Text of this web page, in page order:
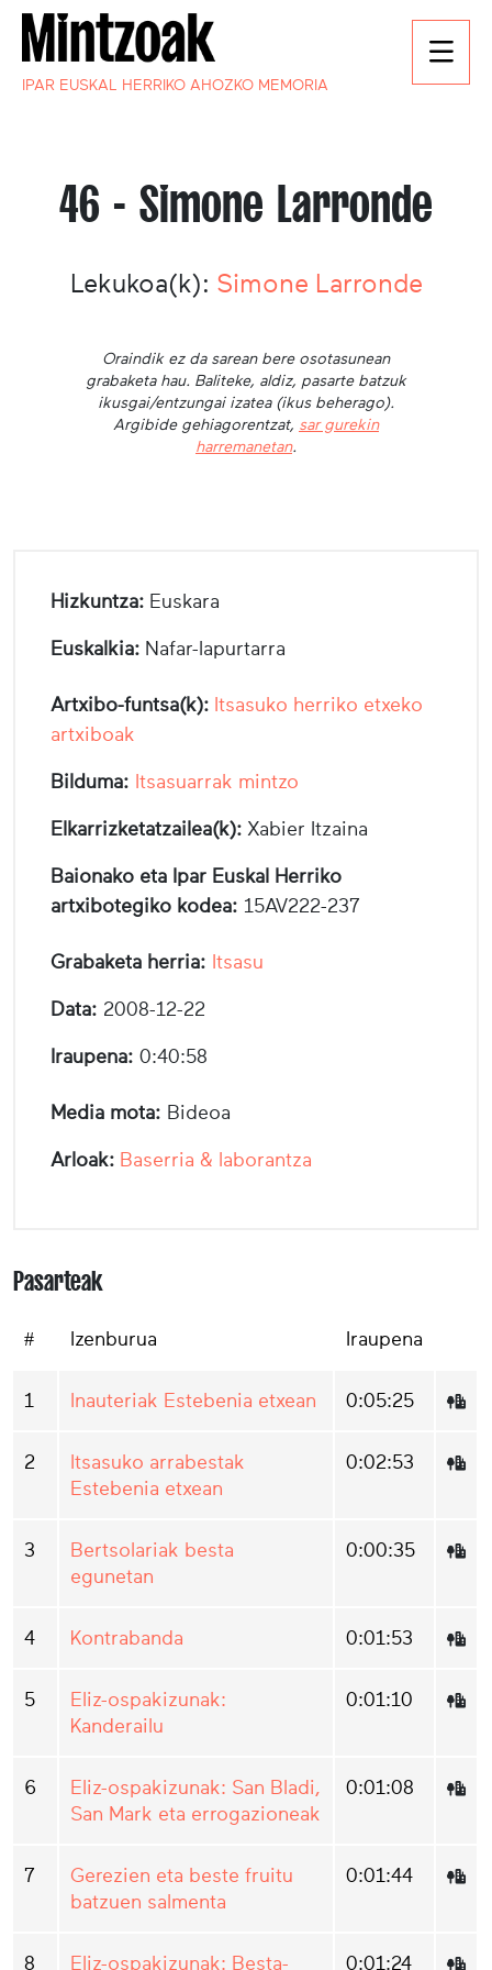
IPAR EUSKAL HERRIKO AHOZKO MEMORIA
46 - Simone Larronde
Lekukoa(k): Simone Larronde
Oraindik ez da sarean bere osotasunean
grabaketa hau. Baliteke, aldiz, pasarte batzuk
ikusgai/entzungai izatea (ikus beherago).
Argibide gehiagorentzat, sar gurekin
harremanetan.
Hizkuntza: Euskara
Euskalkia: Nafar-lapurtarra
Artxibo-funtsa(k): Itsasuko herriko etxeko
artxiboak
Bilduma: Itsasuarrak mintzo
Elkarrizketatzailea(k): Xabier Itzaina
Baionako eta Ipar Euskal Herriko
artxibotegiko kodea: 15AV222-237
Grabaketa herria: Itsasu
Data: 2008-12-22
Iraupena: 0:40:58
Media mota: Bideoa
Arloak: Baserria & laborantza
Pasarteak
# Izenburua Iraupena
1 Inauteriak Estebenia etxean 0:05:25
2
Itsasuko arrabestak
Estebenia etxean
0:02:53
3
Bertsolariak besta
egunetan
0:00:35
4 Kontrabanda 0:01:53
5
Eliz-ospakizunak:
Kanderailu
0:01:10
6
Eliz-ospakizunak: San Bladi,
San Mark eta errogazioneak
0:01:08
7
Gerezien eta beste fruitu
batzuen salmenta
0:01:44
8 Eliz-ospakizunak: Besta- 0:01:24